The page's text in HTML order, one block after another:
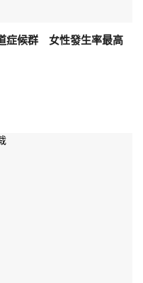
症候群 女性發生率最高